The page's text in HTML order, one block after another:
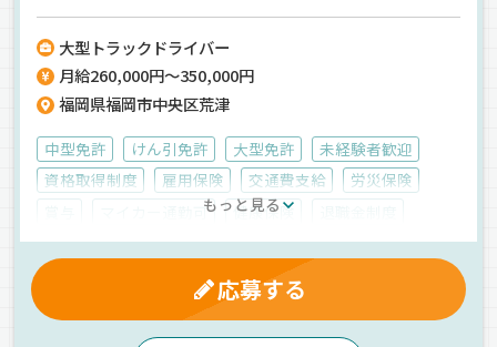
が活きる専門職 ・お任せするのはホースの接続やバルブ操作といった
専門作業 ・手積み手降ろしなどの体力勝負の重労働は一切ナシ ・未経
験の方も歓迎！「けん引免許」の資格取得支援もあるのでステップア
ップも可能です♪
大型トラックドライバー
月給260,000円～350,000円
福岡県福岡市中央区荒津
中型免許 けん引免許 大型免許
未経験者歓迎
資格取得制度
雇用保険 交通費支給
労災保険
マイカー通勤可 健康保険
厚生年金
昇給 地場 タンクローリー 正社員
もっと見る
応募する